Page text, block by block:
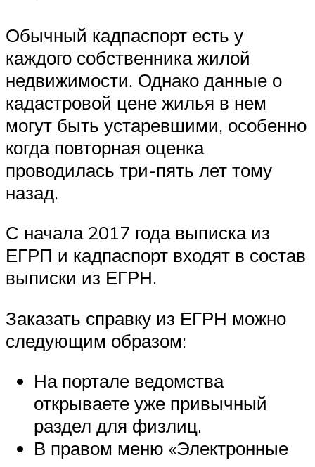
Обычный кадпаспорт есть у
каждого собственника жилой
недвижимости. Однако данные о
кадастровой цене жилья в нем
могут быть устаревшими, особенно
когда повторная оценка
проводилась три-пять лет тому
назад.
С начала 2017 года выписка из
ЕГРП и кадпаспорт входят в состав
выписки из ЕГРН.
Заказать справку из ЕГРН можно
следующим образом:
На портале ведомства
открываете уже привычный
раздел для физлиц.
В правом меню «Электронные